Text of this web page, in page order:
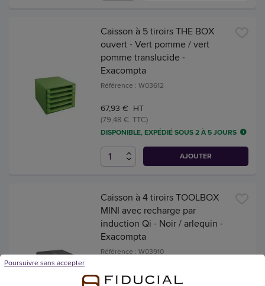
Caisson à 5 tiroirs THE BOX
ouvert - Vert pomme / vert
pomme translucide -
Exacompta
Référence : W03612
67,93 € HT
(79,48 € TTC)
DISPONIBLE, EXPÉDIÉ SOUS 2 À 5 JOURS
AJOUTER
Caisson à 4 tiroirs TOOLBOX
MINI avec recharge par
induction Qi - Noir / arlequin -
Exacompta
Référence : W03910
95,09 € HT
Poursuivre sans accepter